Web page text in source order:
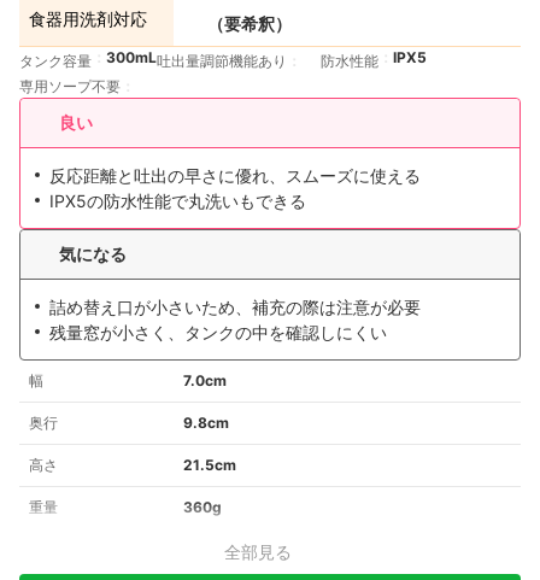
食器用洗剤対応 （要希釈）
タンク容量 300mL吐出量調節機能あり 防水性能
IPX5
専用ソープ不要
良い
反応距離と吐出の早さに優れ、スムーズに使える
IPX5の防水性能で丸洗いもできる
気になる
詰め替え口が小さいため、補充の際は注意が必要
残量窓が小さく、タンクの中を確認しにくい
幅 7.0cm
奥行 9.8cm
高さ 21.5cm
重量 360g
全部見る